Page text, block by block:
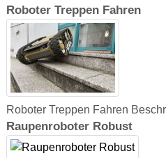
Roboter Treppen Fahren
Roboter Treppen Fahren
Raupenroboter Robust